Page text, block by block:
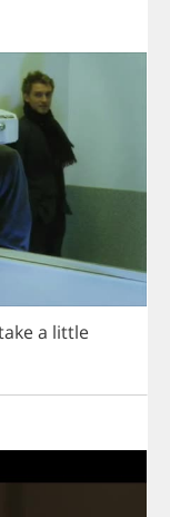
a little